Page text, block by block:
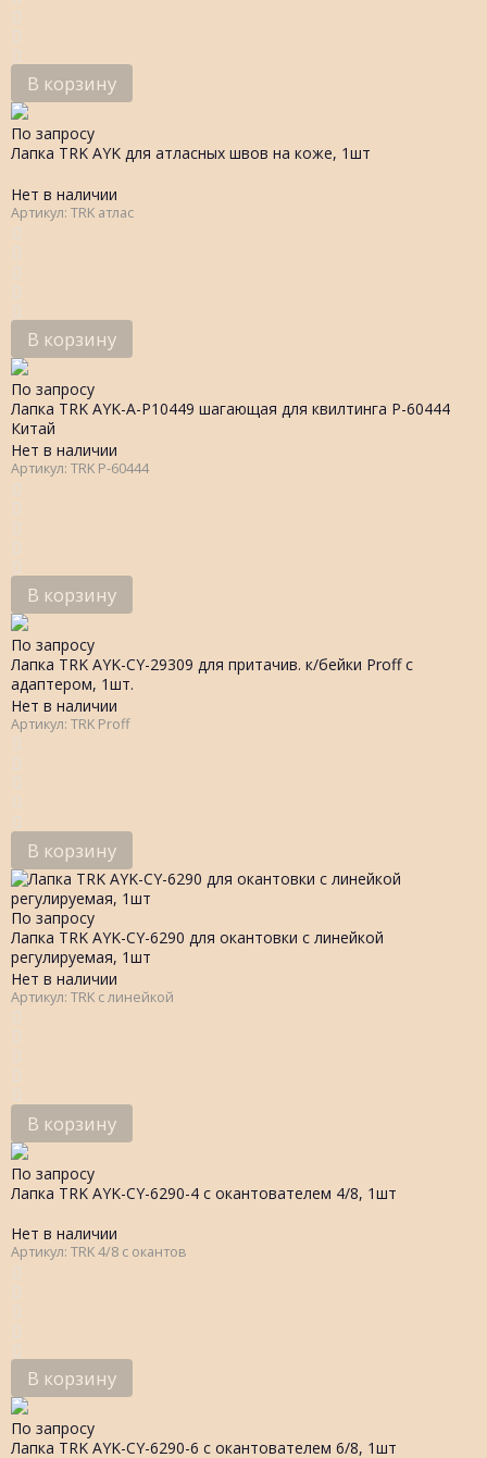
В корзину
По запросу
Лапка TRK AYK для атласных швов на коже, 1шт
Нет в наличии
Артикул: TRK атлас
В корзину
По запросу
Лапка TRK AYK-A-P10449 шагающая для квилтинга P-60444
Китай
Нет в наличии
Артикул: TRK P-60444
В корзину
По запросу
Лапка TRK AYK-CY-29309 для притачив. к/бейки Proff с
адаптером, 1шт.
Нет в наличии
Артикул: TRK Proff
В корзину
По запросу
Лапка TRK AYK-CY-6290 для окантовки с линейкой
регулируемая, 1шт
Нет в наличии
Артикул: TRK с линейкой
В корзину
По запросу
Лапка TRK AYK-CY-6290-4 с окантователем 4/8, 1шт
Нет в наличии
Артикул: TRK 4/8 с окантов
В корзину
По запросу
Лапка TRK AYK-CY-6290-6 с окантователем 6/8, 1шт